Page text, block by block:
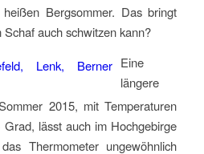
Bergsommer. Das bringt
auch schwitzen kann?
Eine
längere
2015, mit Temperaturen
lässt auch im Hochgebirge
Thermometer ungewöhnlich